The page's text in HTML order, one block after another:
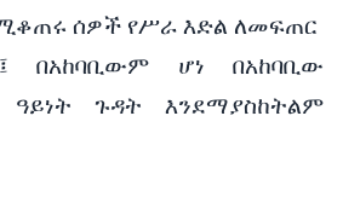
ሰዎች የሥራ እድል ለመፍጠር
በአከባቢውም ሆነ
በአከባቢው
ዓይነት ጉዳት
እንደማያስከትልም